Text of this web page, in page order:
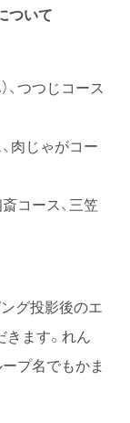
ついて
、つつじコース
肉じゃがコー
コース、三笠
グ投影後のエ
ます。れん
プ名でもかま